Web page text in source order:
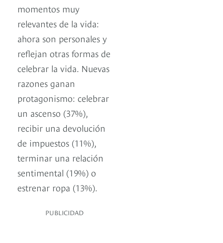
momentos muy
relevantes de la vida:
ahora son personales y
reflejan otras formas de
celebrar la vida. Nuevas
razones ganan
protagonismo: celebrar
un ascenso (37%),
recibir una devolución
de impuestos (11%),
terminar una relación
sentimental (19%) o
estrenar ropa (13%).
PUBLICIDAD